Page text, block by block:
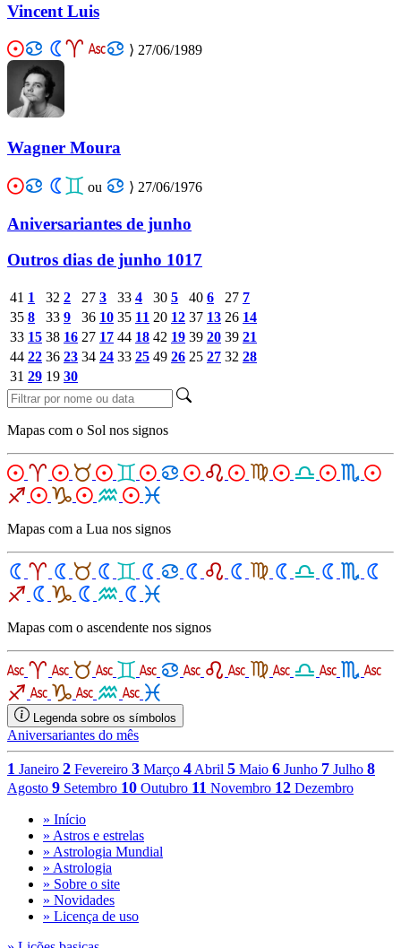
Vincent Luis
⟩ 27/06/1989
Wagner Moura
ou ⟩ 27/06/1976
Aniversariantes de junho
Outros dias de junho 1017
41 1 32 2 27 3 33 4 30 5 40 6 27 7
35 8 33 9 36 10 35 11 20 12 37 13 26 14
33 15 38 16 27 17 44 18 42 19 39 20 39 21
44 22 36 23 34 24 33 25 49 26 25 27 32 28
31 29 19 30
Mapas com o Sol nos signos
Mapas com a Lua nos signos
Mapas com o ascendente nos signos
Legenda sobre os símbolos
Aniversariantes do mês
1 Janeiro 2 Fevereiro 3 Março 4 Abril 5 Maio 6 Junho 7 Julho 8
Agosto 9 Setembro 10 Outubro 11 Novembro 12 Dezembro
» Início
» Astros e estrelas
» Astrologia Mundial
» Astrologia
» Sobre o site
» Novidades
» Licença de uso